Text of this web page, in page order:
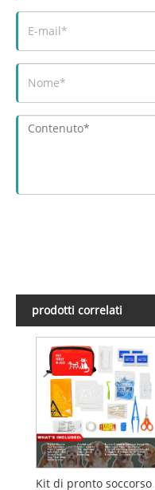
prodotti correlati